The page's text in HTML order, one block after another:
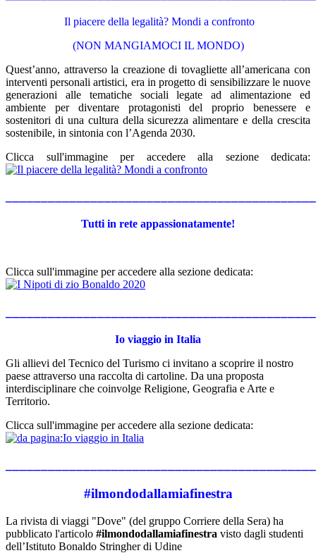
Il piacere della legalità? Mondi a confronto
(NON MANGIAMOCI IL MONDO)
Quest’anno, attraverso la creazione di tovagliette all’americana con
interventi personali artistici, era in progetto di sensibilizzare le nuove
generazioni alle tematiche sociali legate ad alimentazione ed
ambiente per diventare protagonisti del proprio benessere e
sostenitori di una cultura della sicurezza alimentare e della crescita
sostenibile, in sintonia con l’Agenda 2030.
Clicca sull'immagine per accedere alla sezione dedicata:
Tutti in rete appassionatamente!
Clicca sull'immagine per accedere alla sezione dedicata:
Io viaggio in Italia
Gli allievi del Tecnico del Turismo ci invitano a scoprire il nostro
paese attraverso una raccolta di cartoline. Da una proposta
interdisciplinare che coinvolge Religione, Geografia e Arte e
Territorio.
Clicca sull'immagine per accedere alla sezione dedicata:
#ilmondodallamiafinestra
La rivista di viaggi "Dove" (del gruppo Corriere della Sera) ha
pubblicato l'articolo #ilmondodallamiafinestra visto dagli studenti
dell’Istituto Bonaldo Stringher di Udine